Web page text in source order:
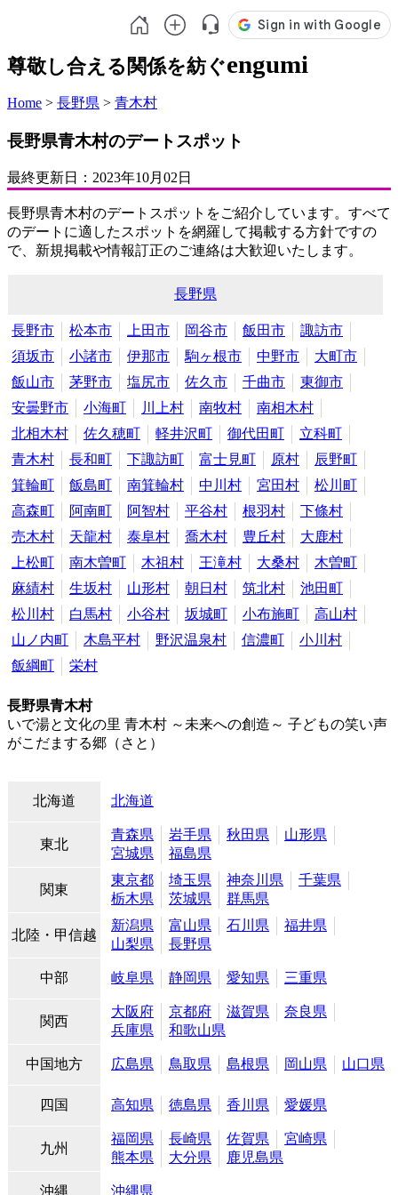
尊敬し合える関係を紡ぐengumi
Home > 長野県 > 青木村
長野県青木村のデートスポット
最終更新日： 2023年10月02日
長野県青木村のデートスポットをご紹介しています。すべて
のデートに適したスポットを網羅して掲載する方針ですの
で、新規掲載や情報訂正のご連絡は大歓迎いたします。
長野県
長野市 松本市 上田市 岡谷市 飯田市
諏訪市
須坂市
小諸市 伊那市 駒ヶ根市 中野市
大町市
飯山市
茅野市 塩尻市 佐久市 千曲市
東御市
安曇野市
小海町 川上村 南牧村
南相木村
北相木村
佐久穂町 軽井沢町 御代田町
立科町
青木村
長和町 下諏訪町 富士見町 原村
辰野町
箕輪町
飯島町 南箕輪村 中川村 宮田村
松川町
高森町
阿南町 阿智村 平谷村 根羽村
下條村
売木村
天龍村 泰阜村 喬木村 豊丘村
大鹿村
上松町
南木曽町 木祖村 王滝村 大桑村
木曽町
麻績村
生坂村 山形村 朝日村 筑北村
池田町
松川村
白馬村 小谷村 坂城町 小布施町
高山村
山ノ内町
木島平村 野沢温泉村 信濃町
小川村
飯綱町
栄村
長野県青木村
いで湯と文化の里 青木村 ～未来への創造～ 子どもの笑い声
がこだまする郷（さと）
北海道 北海道
東北
青森県 岩手県 秋田県
山形県
宮城県
福島県
関東
東京都 埼玉県 神奈川県
千葉県
栃木県
茨城県 群馬県
北陸・甲信越
新潟県 富山県 石川県
福井県
山梨県
長野県
中部 岐阜県 静岡県 愛知県 三重県
関西
大阪府 京都府 滋賀県
奈良県
兵庫県
和歌山県
中国地方 広島県 鳥取県 島根県 岡山県 山口県
四国 高知県 徳島県 香川県 愛媛県
九州
福岡県 長崎県 佐賀県
宮崎県
熊本県
大分県 鹿児島県
沖縄 沖縄県